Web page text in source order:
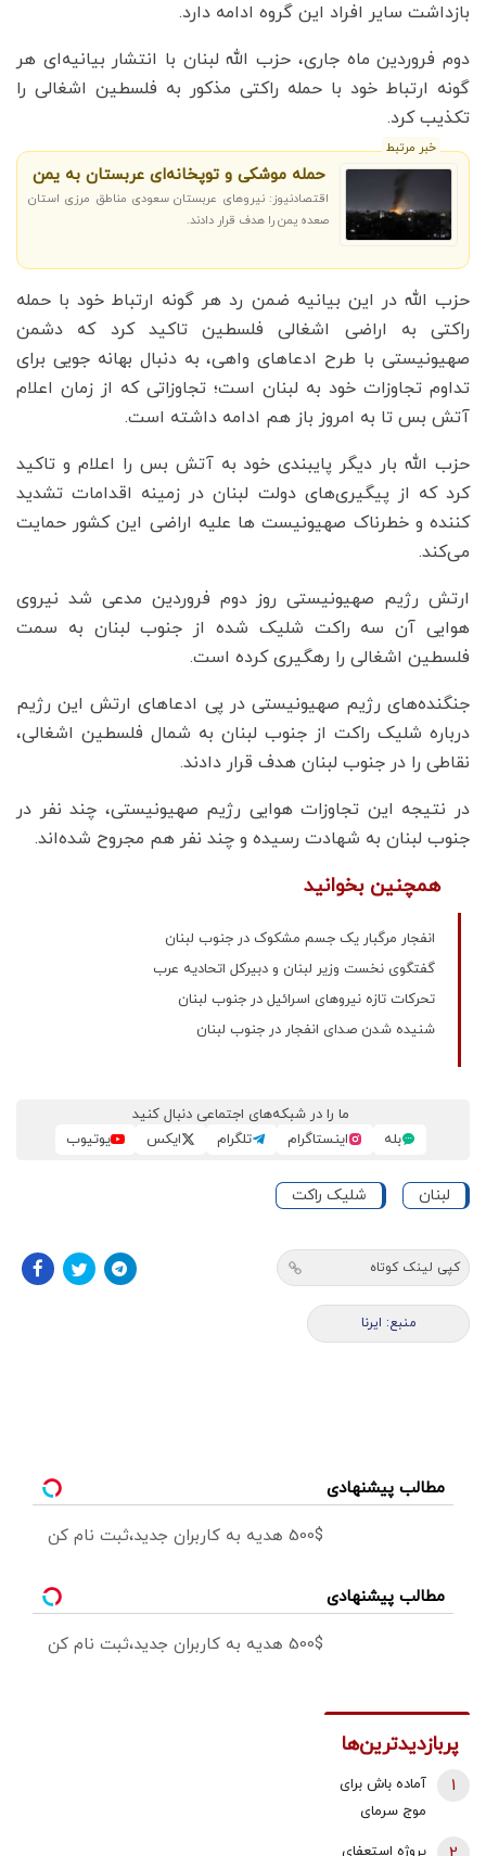
بازداشت سایر افراد این گروه ادامه دارد.
دوم فروردین ماه جاری، حزب الله لبنان با انتشار بیانیه‌ای هر
گونه ارتباط خود با حمله راکتی مذکور به فلسطین اشغالی را
تکذیب کرد.
خبر مرتبط
حمله موشکی و توپخانه‌ای عربستان به یمن
اقتصادنیوز: نیروهای عربستان سعودی مناطق مرزی استان
صعده یمن را هدف قرار دادند.
حزب الله در این بیانیه ضمن رد هر گونه ارتباط خود با حمله
راکتی به اراضی اشغالی فلسطین تاکید کرد که دشمن
صهیونیستی با طرح ادعاهای واهی، به دنبال بهانه جویی برای
تداوم تجاوزات خود به لبنان است؛ تجاوزاتی که از زمان اعلام
آتش بس تا به امروز باز هم ادامه داشته است.
حزب الله بار دیگر پایبندی خود به آتش بس را اعلام و تاکید
کرد که از پیگیری‌های دولت لبنان در زمینه اقدامات تشدید
کننده و خطرناک صهیونیست ها علیه اراضی این کشور حمایت
می‌کند.
ارتش رژیم صهیونیستی روز دوم فروردین مدعی شد نیروی
هوایی آن سه راکت شلیک شده از جنوب لبنان به سمت
فلسطین اشغالی را رهگیری کرده است.
جنگنده‌های رژیم صهیونیستی در پی ادعاهای ارتش این رژیم
درباره شلیک راکت از جنوب لبنان به شمال فلسطین اشغالی،
نقاطی را در جنوب لبنان هدف قرار دادند.
در نتیجه این تجاوزات هوایی رژیم صهیونیستی، چند نفر در
جنوب لبنان به شهادت رسیده و چند نفر هم مجروح شده‌اند.
همچنین بخوانید
انفجار مرگبار یک جسم مشکوک در جنوب لبنان
گفتگوی نخست وزیر لبنان و دبیرکل اتحادیه عرب
تحرکات تازه نیروهای اسرائیل در جنوب لبنان
شنیده شدن صدای انفجار در جنوب لبنان
ما را در شبکه‌های اجتماعی دنبال کنید
بله
اینستاگرام تلگرام ایکس یوتیوب
لبنان شلیک راکت
کپی لینک کوتاه
منبع: ایرنا
مطالب پیشنهادی
500$ هدیه به کاربران جدید،ثبت نام کن
مطالب پیشنهادی
500$ هدیه به کاربران جدید،ثبت نام کن
پربازدیدترین‌ها
آماده باش برای
موج سرمای
1
پروژه استعفای